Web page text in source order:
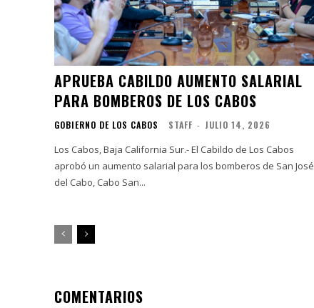
APRUEBA CABILDO AUMENTO SALARIAL
PARA BOMBEROS DE LOS CABOS
GOBIERNO DE LOS CABOS STAFF - JULIO 14, 2026
Los Cabos, Baja California Sur.- El Cabildo de Los Cabos
aprobó un aumento salarial para los bomberos de San José
del Cabo, Cabo San...
COMENTARIOS